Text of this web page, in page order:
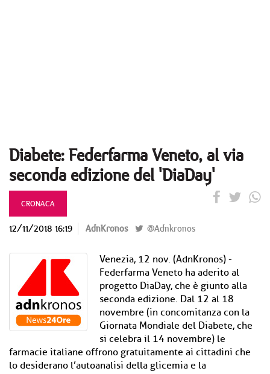
Diabete: Federfarma Veneto, al via
seconda edizione del 'DiaDay'
CRONACA
12/11/2018 16:19 AdnKronos @Adnkronos
Venezia, 12 nov. (AdnKronos) -
Federfarma Veneto ha aderito al
progetto DiaDay, che è giunto alla
seconda edizione. Dal 12 al 18
novembre (in concomitanza con la
Giornata Mondiale del Diabete, che
si celebra il 14 novembre) le
farmacie italiane offrono gratuitamente ai cittadini che
lo desiderano l’autoanalisi della glicemia e la